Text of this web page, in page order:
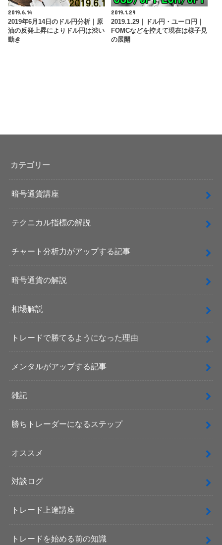
2019.6.14
2019年6月14日のドル円分析｜原
油の反発上昇によりドル円は渋い
動き
2019.1.29
2019.1.29｜ドル円・ユーロ円｜
FOMCなどを控えて現在は様子見
の展開
カテゴリー
暗号通貨講座
テクニカル指標の解説
チャート分析力がアップする記事
暗号通貨の解説
相場解説
トレードで勝てるようになった理由
メンタルがアップする記事
雑記
勝ちトレーダーになるステップ
オススメ
対談ログ
トレード上達講座
トレードを始める前の知識